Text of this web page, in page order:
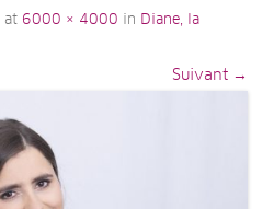
at 6000 × 4000 in Diane, la
Suivant →